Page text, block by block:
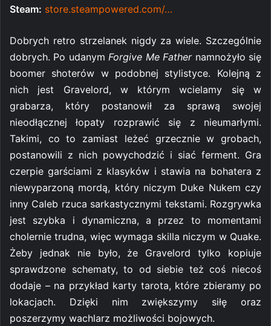
Steam: store.steampowered.com/…
Dobrych retro strzelanek nigdy za wiele. Szczególnie
dobrych. Po udanymForgive Me Father namnożyło się
boomer shoterów w podobnej stylistyce. Kolejną z
nich jest Gravelord, w którym wcielamy się w
grabarza, który postanowił za sprawą swojej
nieodłącznej łopaty rozprawić się z nieumarłymi.
Takimi, co to zamiast leżeć grzecznie w grobach,
postanowili z nich powychodzić i siać ferment. Gra
czerpie garściami z klasyków i stawia na bohatera z
niewyparzoną mordą, który niczym Duke Nukem czy
inny Caleb rzuca sarkastycznymi tekstami. Rozgrywka
jest szybka i dynamiczna, a przez to momentami
cholernie trudna, więc wymaga skilla niczym w Quake.
Żeby jednak nie było, że Gravelord tylko kopiuje
sprawdzone schematy, to od siebie też coś niecoś
dodaje – na przykład karty tarota, które zbieramy po
lokacjach. Dzięki nim zwiększymy siłę oraz
poszerzymy wachlarz możliwości bojowych.